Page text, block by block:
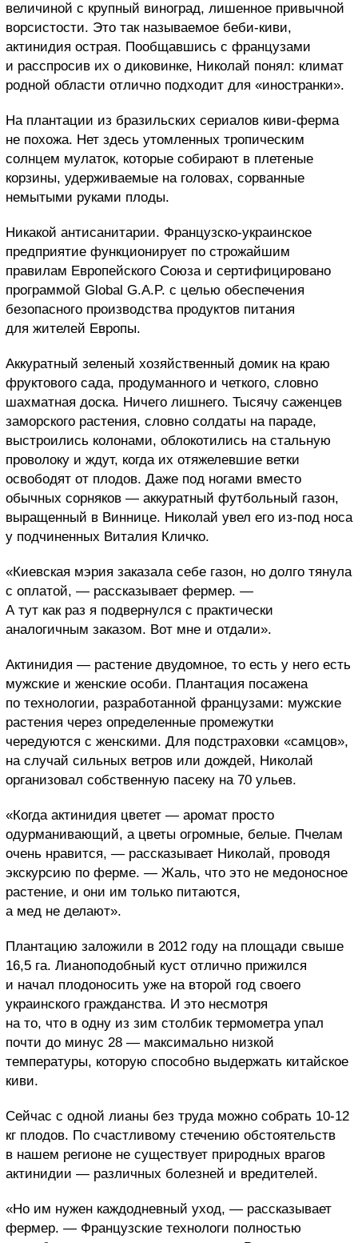
величиной с крупный виноград, лишенное привычной
ворсистости. Это так называемое беби-киви,
актинидия острая. Пообщавшись с французами
и расспросив их о диковинке, Николай понял: климат
родной области отлично подходит для «иностранки».
На плантации из бразильских сериалов киви-ферма
не похожа. Нет здесь утомленных тропическим
солнцем мулаток, которые собирают в плетеные
корзины, удерживаемые на головах, сорванные
немытыми руками плоды.
Никакой антисанитарии. Французско-украинское
предприятие функционирует по строжайшим
правилам Европейского Союза и сертифицировано
программой Global G.A.P. с целью обеспечения
безопасного производства продуктов питания
для жителей Европы.
Аккуратный зеленый хозяйственный домик на краю
фруктового сада, продуманного и четкого, словно
шахматная доска. Ничего лишнего. Тысячу саженцев
заморского растения, словно солдаты на параде,
выстроились колонами, облокотились на стальную
проволоку и ждут, когда их отяжелевшие ветки
освободят от плодов. Даже под ногами вместо
обычных сорняков — аккуратный футбольный газон,
выращенный в Виннице. Николай увел его из-под носа
у подчиненных Виталия Кличко.
«Киевская мэрия заказала себе газон, но долго тянула
с оплатой, — рассказывает фермер. —
А тут как раз я подвернулся с практически
аналогичным заказом. Вот мне и отдали».
Актинидия — растение двудомное, то есть у него есть
мужские и женские особи. Плантация посажена
по технологии, разработанной французами: мужские
растения через определенные промежутки
чередуются с женскими. Для подстраховки «самцов»,
на случай сильных ветров или дождей, Николай
организовал собственную пасеку на 70 ульев.
«Когда актинидия цветет — аромат просто
одурманивающий, а цветы огромные, белые. Пчелам
очень нравится, — рассказывает Николай, проводя
экскурсию по ферме. — Жаль, что это не медоносное
растение, и они им только питаются,
а мед не делают».
Плантацию заложили в 2012 году на площади свыше
16,5 га. Лианоподобный куст отлично прижился
и начал плодоносить уже на второй год своего
украинского гражданства. И это несмотря
на то, что в одну из зим столбик термометра упал
почти до минус 28 — максимально низкой
температуры, которую способно выдержать китайское
киви.
Сейчас с одной лианы без труда можно собрать 10-12
кг плодов. По счастливому стечению обстоятельств
в нашем регионе не существует природных врагов
актинидии — различных болезней и вредителей.
«Но им нужен каждодневный уход, — рассказывает
фермер. — Французские технологи полностью